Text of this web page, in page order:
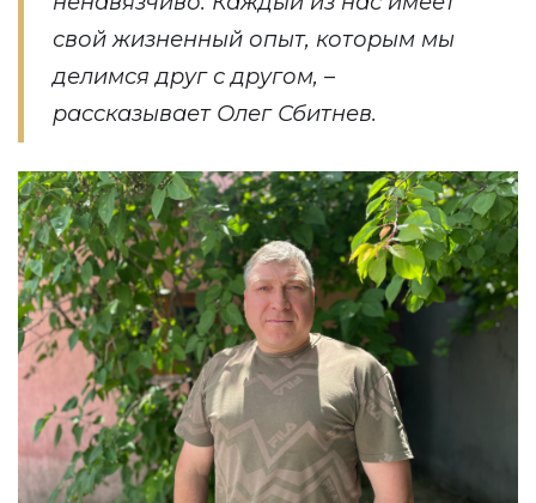
свой жизненный опыт, которым мы
делимся друг с другом, –
рассказывает Олег Сбитнев.